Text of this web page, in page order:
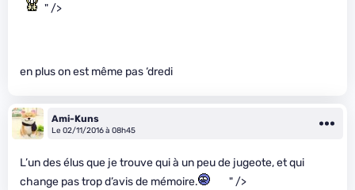
" />
en plus on est même pas ‘dredi
Ami-Kuns
Le 02/11/2016 à 08h45
L’un des élus que je trouve qui à un peu de jugeote, et qui
change pas trop d’avis de mémoire.
" />